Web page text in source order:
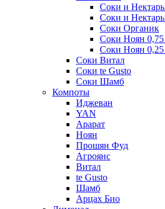
Соки и
Соки и
Соки Органик
Соки Ноян 0,75
Соки Ноян 0,25
Соки Витал
Соки te Gusto
Соки Шамб
Компоты
Иджеван
YAN
Арарат
Ноян
Прошян Фуд
Агроянс
Витал
te Gusto
Шамб
Арцах Био